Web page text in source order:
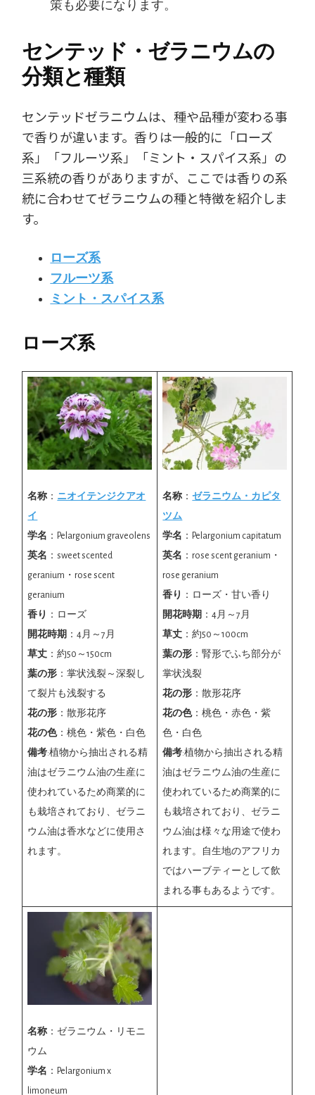
策も必要になります。
センテッド・ゼラニウムの
分類と種類
センテッドゼラニウムは、種や品種が変わる事
で香りが違います。香りは一般的に「ローズ
系」「フルーツ系」「ミント・スパイス系」の
三系統の香りがありますが、ここでは香りの系
統に合わせてゼラニウムの種と特徴を紹介しま
す。
ローズ系
フルーツ系
ミント・スパイス系
ローズ系
名称 ： ニオイテンジクアオ
イ
学名 ：Pelargonium graveolens
英名 ：sweet scented
geranium・rose scent
geranium
香り
：ローズ
開花時期 ：4月～7月
草丈 ：約50～150cm
葉の形 ：掌状浅裂～深裂し
て裂片も浅裂する
花の形 ：散形花序
花の色：桃色・紫色・白色
備考:植物から抽出される精
油はゼラニウム油の生産に
使われているため商業的に
も栽培されており、ゼラニ
ウム油は香水などに使用さ
れます。
名称 ：ゼラニウム・カピタ
ツム
学名 ：Pelargonium capitatum
英名 ：rose scent geranium・
rose geranium
香り
：ローズ・甘い香り
開花時期 ：4月～7月
草丈 ：約50～100cm
葉の形 ：腎形でふち部分が
掌状浅裂
花の形 ：散形花序
花の色：桃色・赤色・紫
色・白色
備考:植物から抽出される精
油はゼラニウム油の生産に
使われているため商業的に
も栽培されており、ゼラニ
ウム油は様々な用途で使わ
れます。自生地のアフリカ
ではハーブティーとして飲
まれる事もあるようです。
名称 ：ゼラニウム・リモニ
ウム
学名 ：Pelargonium x
limoneum